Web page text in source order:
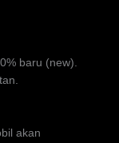
baru (new).
akan